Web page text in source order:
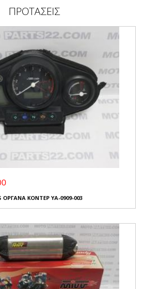
ΠΡΟΤΑΣΕΙΣ
ΟΡΓΑΝΑ ΚΟΝΤΕΡ YA-0909-003